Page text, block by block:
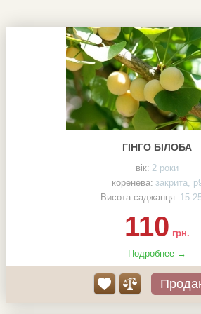
ГІНГО БІЛОБА
вік: 2 роки
коренева: закрита,
Висота саджанця: 15-
110 грн.
Подробнее →